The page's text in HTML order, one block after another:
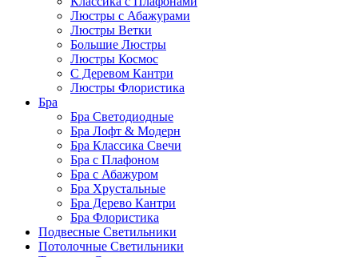
Люстры с Абажурами
Люстры Ветки
Большие Люстры
Люстры Космос
С Деревом Кантри
Люстры Флористика
Бра
Бра Светодиодные
Бра Лофт & Модерн
Бра Классика Свечи
Бра с Плафоном
Бра с Абажуром
Бра Хрустальные
Бра Дерево Кантри
Бра Флористика
Подвесные Светильники
Потолочные Светильники